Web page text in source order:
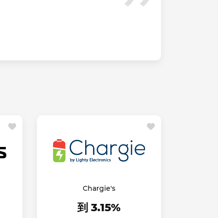
Chargie's
到 3.15%